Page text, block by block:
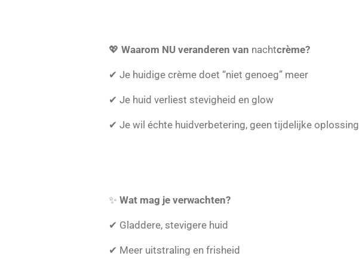
💖 Waarom NU veranderen van nachtcrème?
✔ Je huidige crème doet “niet genoeg” meer
✔ Je huid verliest stevigheid en glow
✔ Je wil échte huidverbetering, geen tijdelijke oplossing
✨ Wat mag je verwachten?
✔ Gladdere, stevigere huid
✔ Meer uitstraling en frisheid